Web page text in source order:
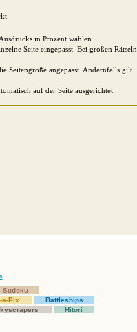
in Prozent wählen.
Seite eingepasst. Bei großen Rätseln
Seitengröße angepasst. Andernfalls gilt
auf der Seite ausgerichtet.
Sudoku
a-Pix
Battleships
Hitori